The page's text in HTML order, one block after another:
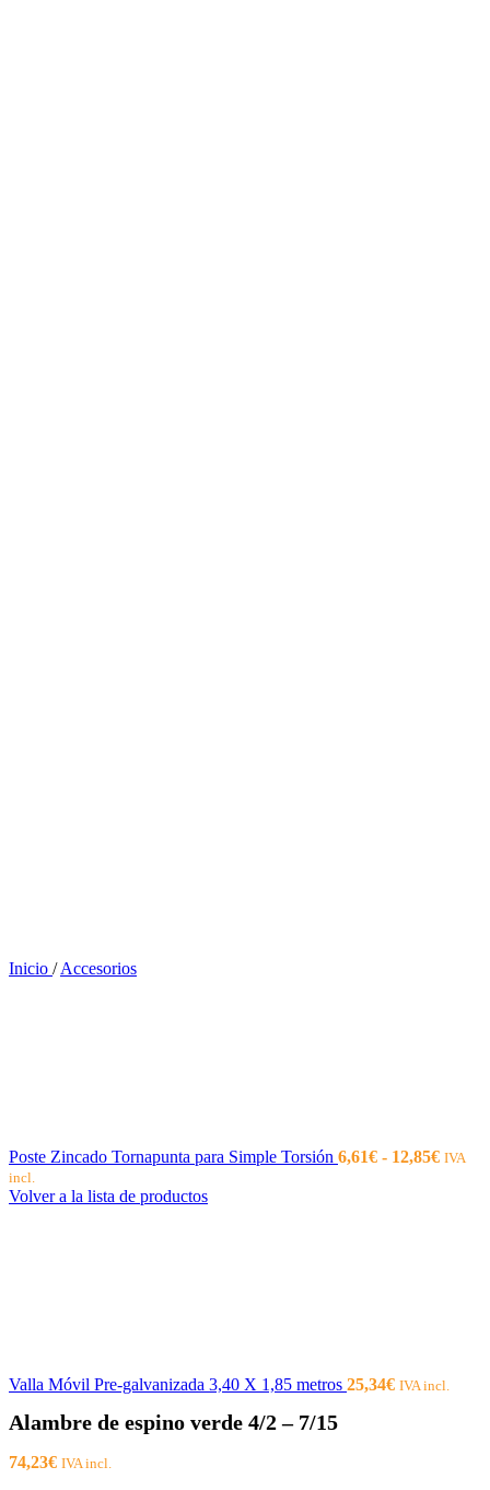
Inicio / Accesorios
Poste Zincado Tornapunta para Simple Torsión 6,61€ - 12,85€Rango
IVA
incl.
Volver a la lista de productos
Valla Móvil Pre-galvanizada 3,40 X 1,85 metros 25,34€ IVA incl.
Alambre de espino verde 4/2 – 7/15
74,23€ IVA incl.